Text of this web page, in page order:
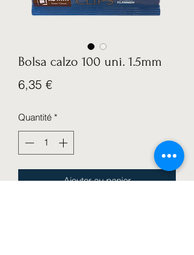
Bolsa calzo 100 uni. 1.5mm
6,35 €Prix
Quantité *
Ajouter au panier